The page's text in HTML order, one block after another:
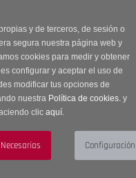
y de terceros, de sesión o
segura nuestra página web y
cookies para medir y obtener
configurar y aceptar el uso de
modificar tus opciones de
nuestra Política de cookies.y
clic aquí.
código OUTLET20